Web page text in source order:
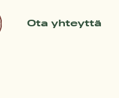
Ota yhteyttä